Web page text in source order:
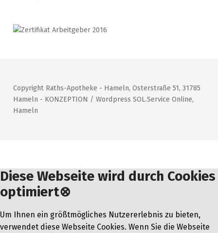
Copyright Raths-Apotheke - Hameln, Osterstraße 51, 31785
Hameln - KONZEPTION / Wordpress SOL.Service Online,
Hameln
Diese Webseite wird durch Cookies
optimiert⊗
Um Ihnen ein größtmögliches Nutzererlebnis zu bieten,
verwendet diese Webseite Cookies. Wenn Sie die Webseite